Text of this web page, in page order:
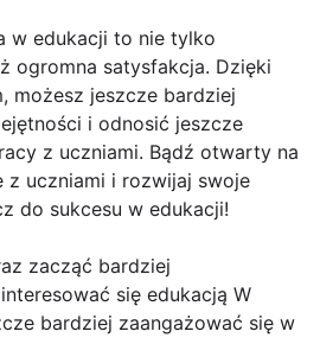
w edukacji to nie tylko
ogromna satysfakcja. Dzięki
możesz jeszcze bardziej
i odnosić jeszcze
z uczniami. Bądź otwarty na
z uczniami i rozwijaj swoje
do sukcesu w edukacji!
zacząć bardziej
się edukacją W
bardziej zaangażować się w